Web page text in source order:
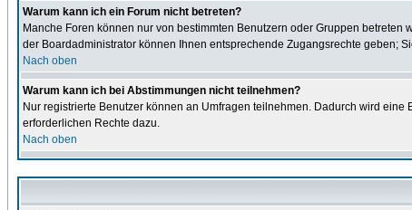
Warum kann ich ein Forum nicht betreten?
Manche Foren können nur von bestimmten Benutzern oder Gruppen
der Boardadministrator können Ihnen entsprechende Zugangsrechte geben;
Nach oben
Warum kann ich bei Abstimmungen nicht teilnehmen?
Nur registrierte Benutzer können an Umfragen teilnehmen. Dadurch wird
erforderlichen Rechte dazu.
Nach oben